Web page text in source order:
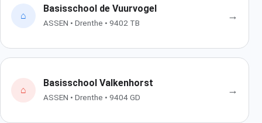
⌂
Basisschool de Vuurvogel
ASSEN • Drenthe • 9402 TB
→
⌂
Basisschool Valkenhorst
ASSEN • Drenthe • 9404 GD
→